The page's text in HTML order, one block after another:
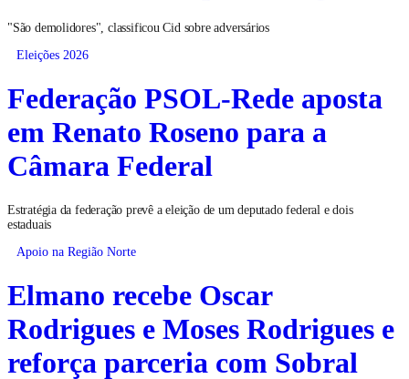
"São demolidores", classificou Cid sobre adversários
Eleições 2026
Federação PSOL-Rede aposta
em Renato Roseno para a
Câmara Federal
Estratégia da federação prevê a eleição de um deputado federal e dois
estaduais
Apoio na Região Norte
Elmano recebe Oscar
Rodrigues e Moses Rodrigues e
reforça parceria com Sobral